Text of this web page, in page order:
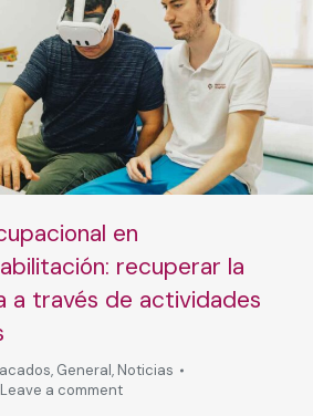
en
recuperar la
a través de actividades
, General, Noticias
Leave a comment